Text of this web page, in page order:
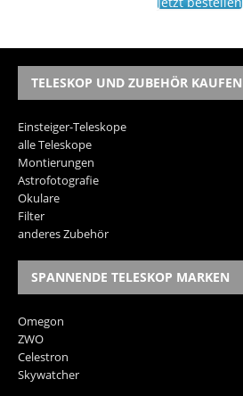
TELESKOP UND ZUBEHÖR KAUFEN
Einsteiger-Teleskope
alle Teleskope
Montierungen
Astrofotografie
Okulare
Filter
anderes Zubehör
SPANNENDE TELESKOP MARKEN
Omegon
ZWO
Celestron
Skywatcher